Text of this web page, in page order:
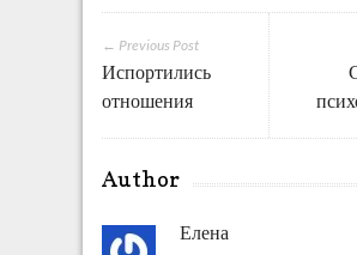
← Previous Post
Испортились
отношения
Author
Елена